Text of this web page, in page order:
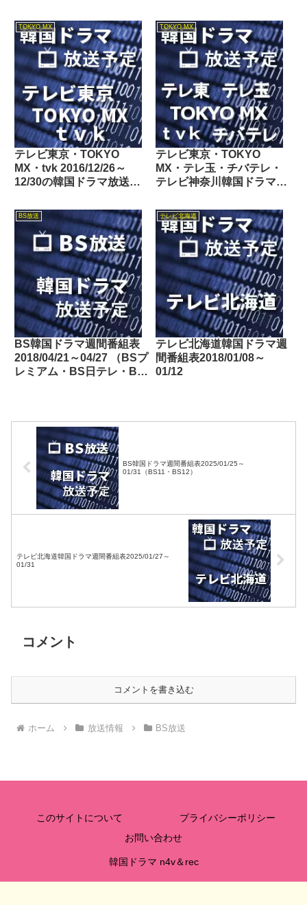
TOKYO MX
テレビ東京・TOKYO
MX・tvk 2016/12/26～
12/30の韓国ドラマ放送予
TOKYO MX
テレビ東京・TOKYO
MX・テレ玉・チバテレ・
テレビ神奈川韓国ドラマ週
06/28
BS放送
BS韓国ドラマ週間番組表
2018/04/21～04/27 （BSプ
レミアム・BS日テレ・BS
テレビ北海道
テレビ北海道韓国ドラマ週
間番組表2018/01/08～
01/12
BS韓国ドラマ週間番組表2025/01/25～
01/31（BS11・BS12）
テレビ北海道韓国ドラマ週間番組表2025/01/27～
01/31
コメント
コメントを書き込む
ホーム 放送情報 BS放送
このサイトについて
プライバシーポリシー
お問い合わせ
韓国ドラマ n4v＆rec